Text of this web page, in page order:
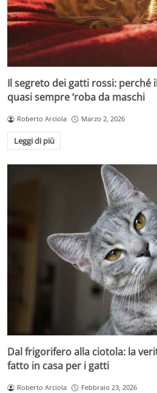
Il segreto dei gatti rossi: perché
quasi sempre ‘roba da maschi
Roberto Arciola Marzo 2, 2026
Leggi di più
Dal frigorifero alla ciotola: la
fatto in casa per i gatti
Roberto Arciola Febbraio 23, 2026